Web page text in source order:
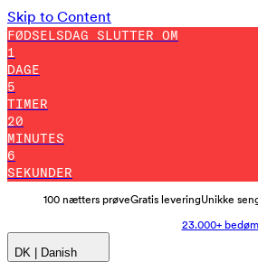
Skip to Content
FØDSELSDAG SLUTTER OM
1
DAGE
5
TIMER
19
MINUTES
58
SEKUNDER
100 nætters prøveGratis leveringUnikke
23.000+
DK | Danish